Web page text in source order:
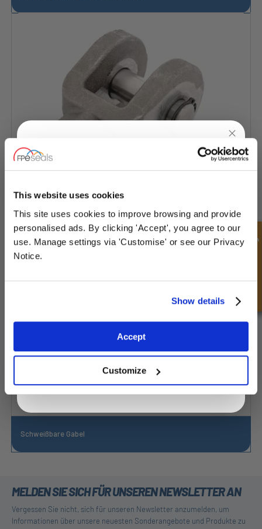
This website uses cookies
This site uses cookies to improve browsing and provide
personalised ads. By clicking 'Accept', you agree to our
use. Manage settings via 'Customise' or see our Privacy
Notice.
Show details
Accept
Customize
Gewindegabel mit Stift
Schweißbare Gabel
MELDEN SIE SICH FÜR UNSEREN NEWSLETTER AN
Vergessen Sie nicht, sich für unseren Newsletter anzumelden, um
Informationen über unsere neuesten Sonderangebote und Produkte zu
Schnellanfrage
UNLOCK10% OFF
YOURFIRST ORDER
Sign up for special offers and exclusive
deals
By entering your email address you are agreeing to our
privacy policy.